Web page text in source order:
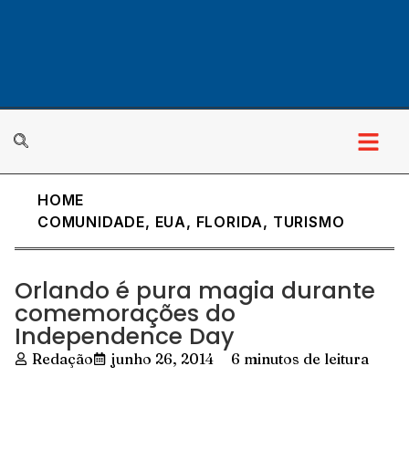
HOME
COMUNIDADE, EUA, FLORIDA, TURISMO
Orlando é pura magia durante
comemorações do
Independence Day
Redação junho 26, 2014 6 minutos de leitura